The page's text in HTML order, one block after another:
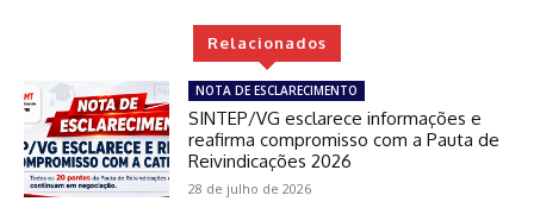
Relacionados
NOTA DE ESCLARECIMENTO
SINTEP/VG esclarece informações e
reafirma compromisso com a Pauta de
Reivindicações 2026
28 de julho de 2026